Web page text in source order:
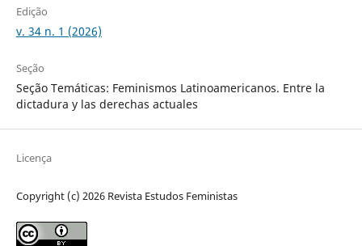
Edição
v. 34 n. 1 (2026)
Seção
Seção Temáticas: Feminismos Latinoamericanos. Entre la
dictadura y las derechas actuales
Licença
Copyright (c) 2026 Revista Estudos Feministas